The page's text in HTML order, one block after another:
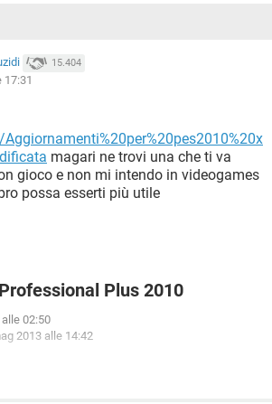
15.404
17:31
magari ne trovi una che ti va
gioco e non mi intendo in videogames
possa esserti più utile
Plus 2010
02:50
2013 alle 14:42